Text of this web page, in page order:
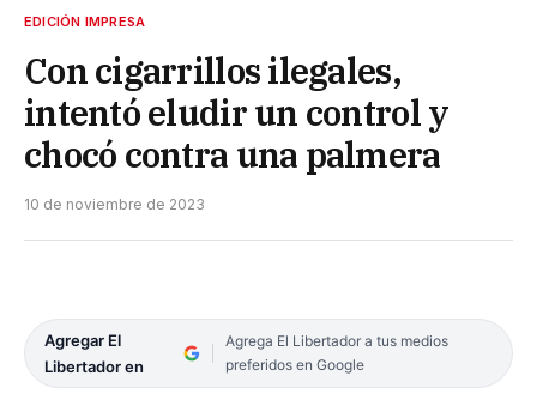
EDICIÓN IMPRESA
Con cigarrillos ilegales,
intentó eludir un control y
chocó contra una palmera
10 de noviembre de 2023
Agregar El
Libertador en
Agrega El Libertador a tus medios
preferidos en Google